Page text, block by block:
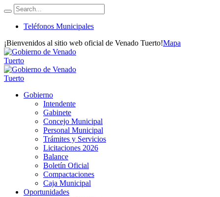
Teléfonos Municipales
¡Bienvenidos al sitio web oficial de Venado Tuerto!Mapa
Gobierno
Intendente
Gabinete
Concejo Municipal
Personal Municipal
Trámites y Servicios
Licitaciones 2026
Balance
Boletín Oficial
Compactaciones
Caja Municipal
Oportunidades